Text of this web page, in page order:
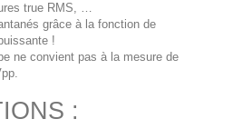
true RMS, …
grâce à la fonction de
!
ne convient pas à la mesure de
: